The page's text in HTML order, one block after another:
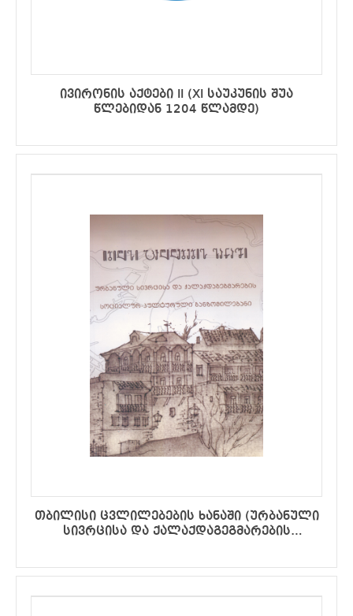
ივირონის აქტები II (XI საუკუნის შუა
წლებიდან 1204 წლამდე)
თბილისი ცვლილებების ხანაში (ურბანული
სივრცისა და ქალაქდაგეგმარების